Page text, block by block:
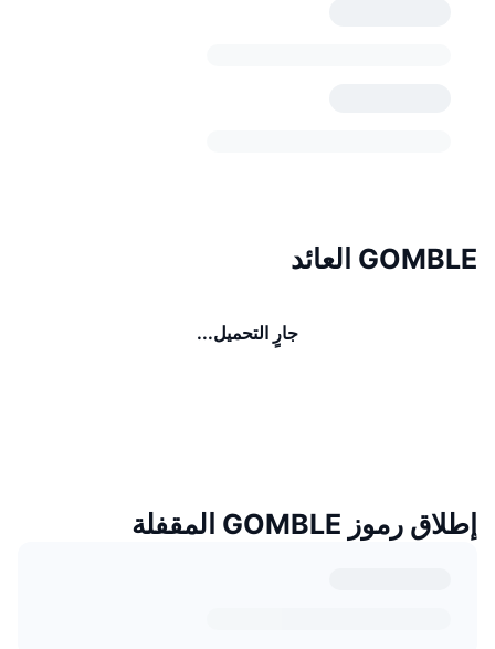
GOMBLE العائد
جارٍ التحميل...
إطلاق رموز GOMBLE المقفلة